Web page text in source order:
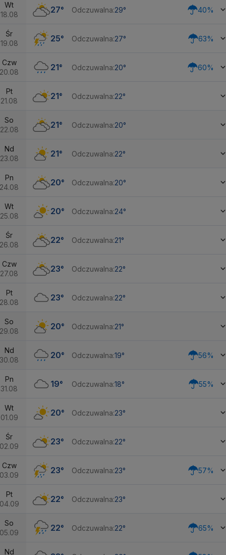
Wt
18.08
27° Odczuwalna:29° 40%
Śr
19.08
25° Odczuwalna:27° 63%
Czw
20.08
21° Odczuwalna:20° 60%
Pt
21.08
21° Odczuwalna:22°
So
22.08
21° Odczuwalna:20°
Nd
23.08
21° Odczuwalna:22°
Pn
24.08
20° Odczuwalna:20°
Wt
25.08
20° Odczuwalna:24°
Śr
26.08
22° Odczuwalna:21°
Czw
27.08
23° Odczuwalna:22°
Pt
28.08
23° Odczuwalna:22°
So
29.08
20° Odczuwalna:21°
Nd
30.08
20° Odczuwalna:19° 56%
Pn
31.08
19° Odczuwalna:18° 55%
Wt
01.09
20° Odczuwalna:23°
Śr
02.09
23° Odczuwalna:22°
Czw
03.09
23° Odczuwalna:23° 57%
Pt
22° Odczuwalna:23°
So
05.09
22° Odczuwalna:22° 65%
Nd